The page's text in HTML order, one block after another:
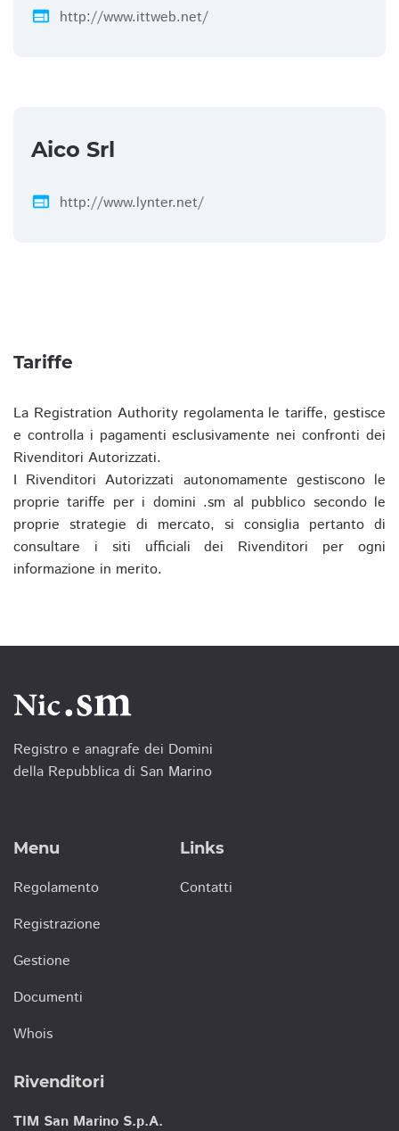
web http://www.ittweb.net/
Aico Srl
web http://www.lynter.net/
Tariffe
La Registration Authority regolamenta le tariffe, gestisce
e controlla i pagamenti esclusivamente nei confronti dei
Rivenditori Autorizzati.
I Rivenditori Autorizzati autonomamente gestiscono le
proprie tariffe per i domini .sm al pubblico secondo le
proprie strategie di mercato, si consiglia pertanto di
consultare i siti ufficiali dei Rivenditori per ogni
informazione in merito.
Registro e anagrafe dei Domini
della Repubblica di San Marino
Menu
Regolamento
Registrazione
Gestione
Documenti
Whois
Links
Contatti
Rivenditori
TIM San Marino S.p.A.